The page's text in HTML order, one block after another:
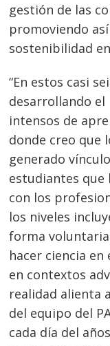
gestión de las
promoviendo
sostenibilidad
“En estos casi
desarrollando el
intensos de
donde creo que
generado
estudiantes que
con los
los niveles
forma
hacer ciencia
en contextos
realidad alienta
del equipo del
cada día del